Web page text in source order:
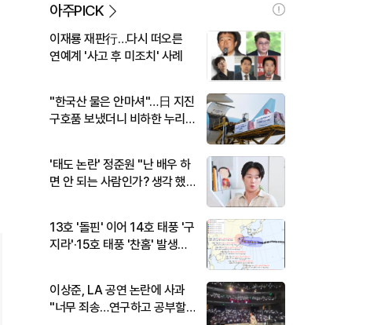
아주PICK
이재룡 재판行…다시 떠오른
연예계 '사고 후 미조치' 사례
"한국산 물은 안마셔"…日 지진
구호품 보냈더니 비하한 누리
'태도 논란' 정준원 "난 배우 하
면 안 되는 사람인가? 생각 했
13호 '돌핀' 이어 14호 태풍 '구
지라'·15호 태풍 '찬홈' 발생…
이상준, LA 공연 논란에 사과
"너무 죄송…연구하고 공부할